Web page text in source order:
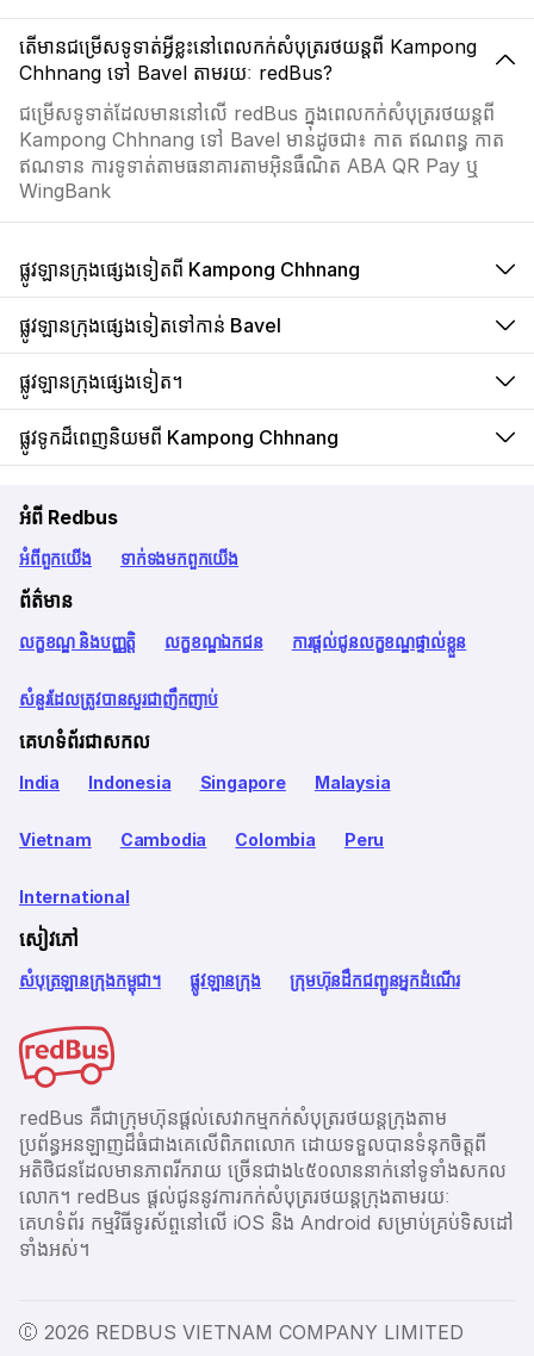
តើមានជម្រើសទូទាត់អ្វីខ្លះនៅពេលកក់សំបុត្ររថយន្តពី Kampong
Chhnang ទៅ Bavel តាមរយៈ redBus?
ជម្រើសទូទាត់ដែលមាននៅលើ redBus ក្នុងពេលកក់សំបុត្ររថយន្តពី
Kampong Chhnang ទៅ Bavel មានដូចជា៖ កាត ឥណពន្ធ កាត
ឥណទាន ការទូទាត់តាមធនាគារតាមអ៊ិនធឺណិត ABA QR Pay ឬ
WingBank
ផ្លូវឡានក្រុងផ្សេងទៀតពី Kampong Chhnang
ផ្លូវឡានក្រុងផ្សេងទៀតទៅកាន់ Bavel
ផ្លូវឡានក្រុងផ្សេងទៀត។
ផ្លូវទូកដ៏ពេញនិយមពី Kampong Chhnang
អំពី Redbus
អំពី​ពួក​យើង ទាក់ទង​មក​ពួក​យើង
ព័ត៌មាន
លក្ខខណ្ឌ និងបញ្ញត្តិ លក្ខខណ្ឌឯកជន ការផ្តល់ជូនលក្ខខណ្ឌផ្ទាល់ខ្លួន
សំនួរដែលត្រូវបានសួរជាញឹកញាប់
គេហទំព័រជាសកល
India Indonesia Singapore Malaysia
Vietnam Cambodia Colombia Peru
International
សៀវភៅ
សំបុត្រឡានក្រុងកម្ពុជា។ ផ្លូវឡានក្រុង ក្រុមហ៊ុនដឹកជញ្ជូនអ្នកដំណើរ
redBus គឺជាក្រុមហ៊ុនផ្តល់សេវាកម្មកក់សំបុត្ររថយន្តក្រុងតាម
ប្រព័ន្ធអនឡាញដ៏ធំជាងគេលើពិភពលោក ដោយទទួលបានទំនុកចិត្តពី
អតិថិជនដែលមានភាពរីករាយ ច្រើនជាង​៤៥០លាននាក់នៅទូទាំងសកល
លោក។ redBus ផ្ដល់ជូននូវការកក់សំបុត្ររថយន្តក្រុងតាមរយៈ
គេហទំព័រ កម្មវិធីទូរស័ព្ចនៅលើ iOS និង Android សម្រាប់គ្រប់ទិសដៅ
ទាំងអស់។
Ⓒ 2026 REDBUS VIETNAM COMPANY LIMITED